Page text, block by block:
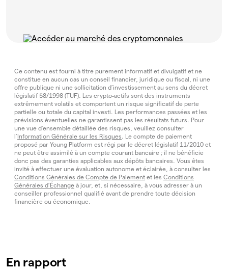
Ce contenu est fourni à titre purement informatif et divulgatif et ne
constitue en aucun cas un conseil financier, juridique ou fiscal, ni une
offre publique ni une sollicitation d’investissement au sens du décret
législatif 58/1998 (TUF). Les crypto‑actifs sont des instruments
extrêmement volatils et comportent un risque significatif de perte
partielle ou totale du capital investi. Les performances passées et les
prévisions éventuelles ne garantissent pas les résultats futurs. Pour
une vue d’ensemble détaillée des risques, veuillez consulter
l’Information Générale sur les Risques. Le compte de paiement
proposé par Young Platform est régi par le décret législatif 11/2010 et
ne peut être assimilé à un compte courant bancaire ; il ne bénéficie
donc pas des garanties applicables aux dépôts bancaires. Vous êtes
invité à effectuer une évaluation autonome et éclairée, à consulter les
Conditions Générales de Compte de Paiement et les Conditions
Générales d’Échange à jour, et, si nécessaire, à vous adresser à un
conseiller professionnel qualifié avant de prendre toute décision
financière ou économique.
En rapport